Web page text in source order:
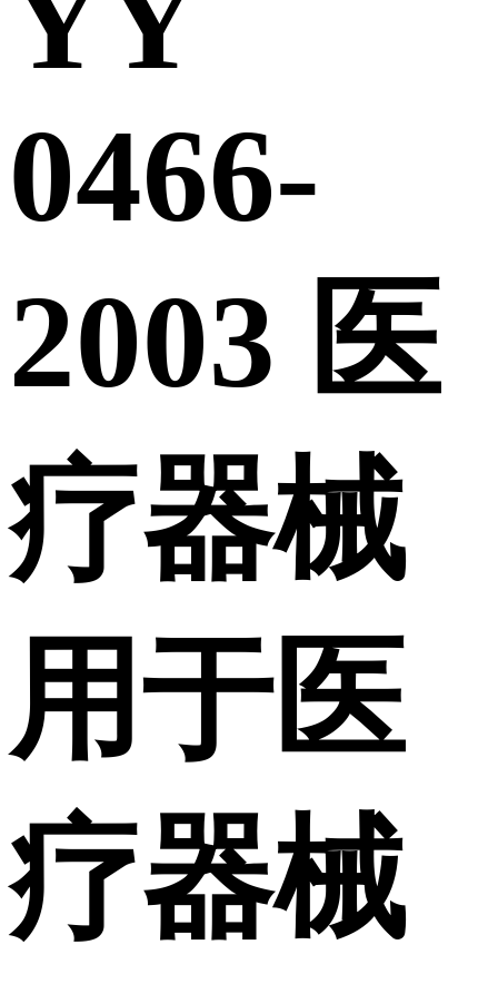
0466-
2003 医
疗器械
用于医
疗器械